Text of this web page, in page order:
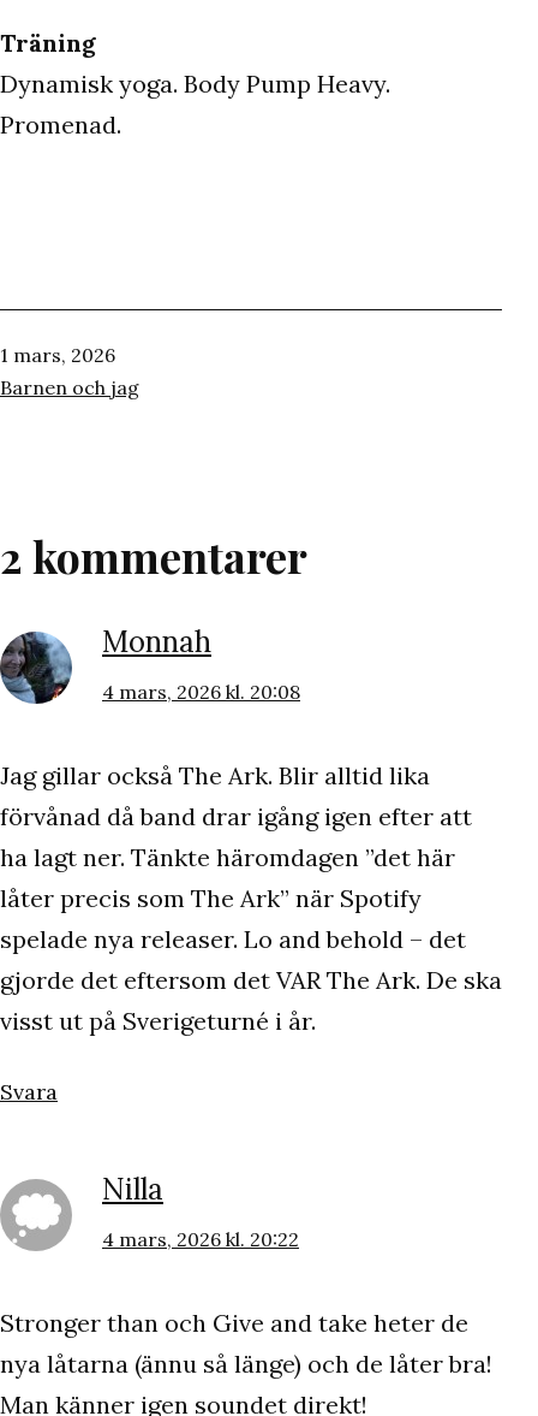
Träning
Dynamisk yoga. Body Pump Heavy.
Promenad.
Publicerat
den
1 mars, 2026
Kategoriserat
Barnen och jag
2 kommentarer
Monnah
4 mars, 2026 kl. 20:08
Jag gillar också The Ark. Blir alltid lika
förvånad då band drar igång igen efter att
ha lagt ner. Tänkte häromdagen ”det här
låter precis som The Ark” när Spotify
spelade nya releaser. Lo and behold – det
gjorde det eftersom det VAR The Ark. De ska
visst ut på Sverigeturné i år.
Svara
Nilla
4 mars, 2026 kl. 20:22
Stronger than och Give and take heter de
nya låtarna (ännu så länge) och de låter bra!
Man känner igen soundet direkt!